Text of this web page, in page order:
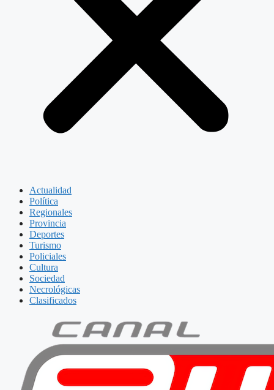
Actualidad
Política
Regionales
Provincia
Deportes
Turismo
Policiales
Cultura
Sociedad
Necrológicas
Clasificados